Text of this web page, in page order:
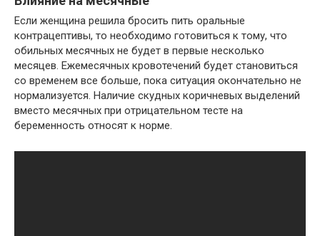
Если женщина решила бросить пить оральные
контрацептивы, то необходимо готовиться к тому, что
обильных месячных не будет в первые несколько
месяцев. Ежемесячных кровотечений будет становиться
со временем все больше, пока ситуация окончательно не
нормализуется. Наличие скудных коричневых выделений
вместо месячных при отрицательном тесте на
беременность относят к норме.